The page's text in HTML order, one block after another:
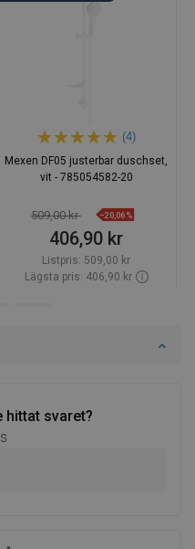
hittat svaret?
(4)
Mexen DF05 justerbar duschset,
vit - 785054582-20
509,00 kr −20,06%
406,90 kr
Listpris: 509,00 kr
Lägsta pris: 406,90 kr